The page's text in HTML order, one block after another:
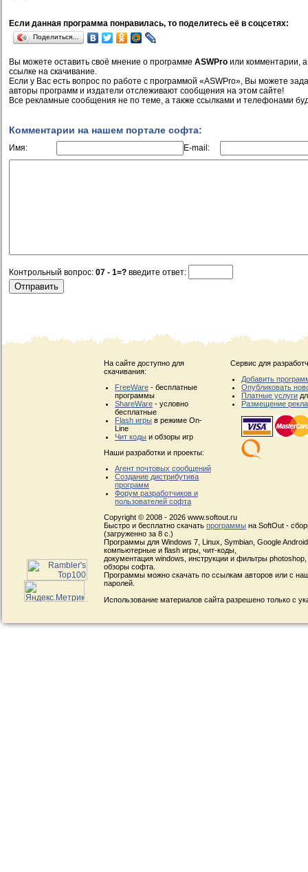
Если данная программа понравилась, то поделитесь её в соцсетях:
Поделиться…
Вы можете оставить своё мнение о программе ASWPro или комментарии,
ссылке на скачивание.
Если у Вас есть вопрос по работе с программой «ASWPro», Вы можете
авторы программ и издатели отслеживают сообщения на этом сайте!
Все рекламные сообщения не по теме, а также ссылками и телефонами
Комментарии на нашем портале софта:
Имя: E-mail:
Контрольный вопрос: 07 - 1=? введите ответ:
На сайте доступно для
скачивания:
FreeWare - бесплатные
программы
ShareWare - условно
бесплатные
Flash игры в режиме On-
Line
Чит коды и обзоры игр
Наши разработки и проекты:
Агент почтовых сообщений
Создание дистрибутива
программ
Форум разработчиков и
пользователей софта
Сервис для
Добавить
Опубликовать
Платные услуги
Размещение
Copyright © 2008 - 2026 www.softout.ru
Быстро и бесплатно скачать программы на SoftOut -
(загруженно за 8 с.)
Программы для Windows 7, Linux, Symbian, Google
компьютерные и flash игры, чит-коды,
документация windows, инструкции и фильтры
обзоры софта.
Программы можно скачать по ссылкам авторов или с
паролей.
Использование материалов сайта разрешено только с